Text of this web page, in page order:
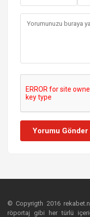
Yorumu Gönder
© Copyrigth 2016
röportaj gibi her türlü